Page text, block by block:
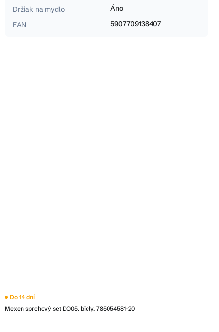
Držiak na mydlo
Áno
EAN
5907709138407
Mexen sprchový set DQ05, biely, 785054581-20
Do 14 dní